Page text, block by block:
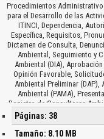
Procedimientos
para el Desarrollo de las
ITINCI, Dependencia,
Específica, Requisitos,
Dictamen de Consulta,
Ambiental, Seguimiento y
Ambiental (DIA),
Opinión Favorable,
Ambiental Preliminar
Ambiental (PAMA),
Registro de Consultores
de Consultores
Consultores Ambientales,
Calificación de la
Páginas: 38
Tamaño: 8.10 MB